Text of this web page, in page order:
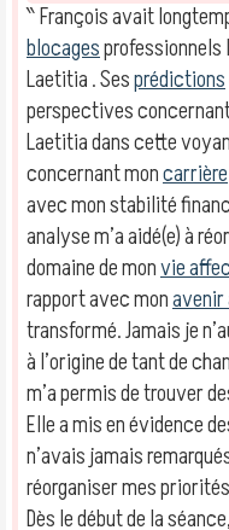
‶ François avait
blocagesprofessionnels
Laetitia . Sesprédictions
perspectives
Laetitia dans cette
concernant moncarrière
avec mon stabilité
analyse m’a aidé(e) à
domaine de monvie
rapport avec monavenir
transformé. Jamais je
à l’origine de tant de
m’a permis de trouver
Elle a mis en évidence
n’avais jamais
réorganiser mes
Dès le début de la